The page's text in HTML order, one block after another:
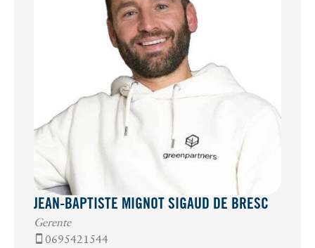
JEAN-BAPTISTE MIGNOT SIGAUD DE BRESC
Gerente
0695421544